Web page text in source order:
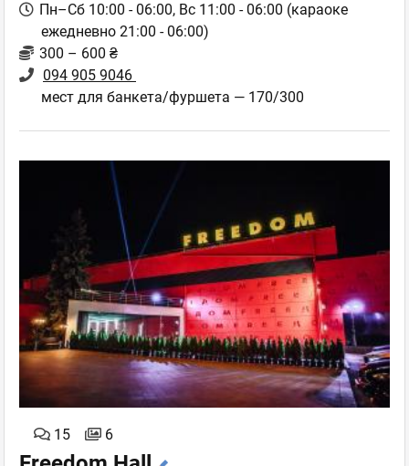
Пн–Сб 10:00 - 06:00, Вс 11:00 - 06:00 (караоке
ежедневно 21:00 - 06:00)
300 – 600 ₴
094 905 9046
мест для банкета/фуршета — 170/300
15 6